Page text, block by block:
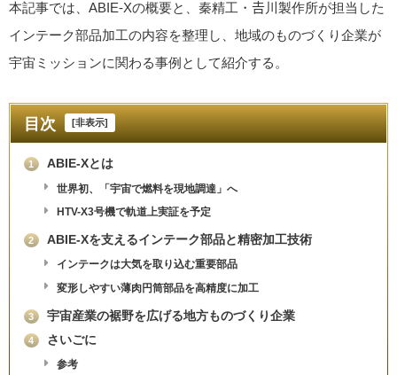
本記事では、ABIE-Xの概要と、秦精工・𠮷川製作所が担当した
インテーク部品加工の内容を整理し、地域のものづくり企業が
宇宙ミッションに関わる事例として紹介する。
目次 [非表示]
1 ABIE-Xとは
世界初、「宇宙で燃料を現地調達」へ
HTV-X3号機で軌道上実証を予定
2 ABIE-Xを支えるインテーク部品と精密加工技術
インテークは大気を取り込む重要部品
変形しやすい薄肉円筒部品を高精度に加工
3 宇宙産業の裾野を広げる地方ものづくり企業
4 さいごに
参考